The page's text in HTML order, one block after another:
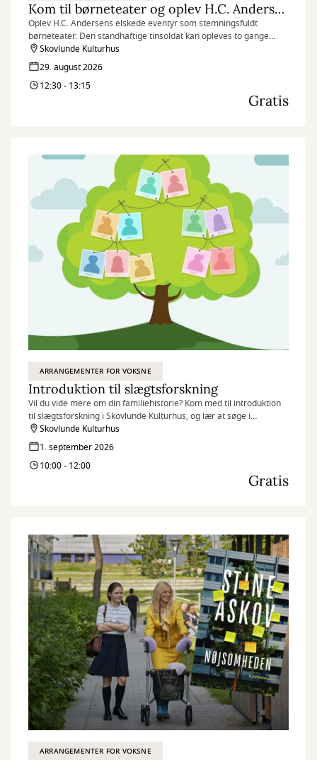
Kom til børneteater og oplev H.C. Andersens Den standhaftige tinsoldat
Oplev H.C. Andersens elskede eventyr som stemningsfuldt
børneteater. Den standhaftige tinsoldat kan opleves to gange
lørdag den 29. august, og herunder kan du få gratis billetter til
forestillingen kl. 12.30-13.15.
Skovlunde Kulturhus
29. august 2026
12:30 - 13:15
Gratis
ARRANGEMENTER FOR VOKSNE
Introduktion til slægtsforskning
Vil du vide mere om din familiehistorie? Kom med til introduktion
til slægtsforskning i Skovlunde Kulturhus, og lær at søge i
databaser, finde dine aner og komme godt i gang med dit
stamtræ.
Skovlunde Kulturhus
1. september 2026
10:00 - 12:00
Gratis
ARRANGEMENTER FOR VOKSNE